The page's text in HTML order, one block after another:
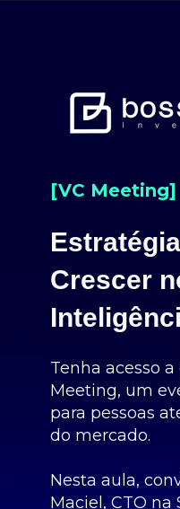
[VC Meeting]
Crescer
Tenha acesso
Meeting, um
para pessoas
do mercado.
Nesta aula,
Maciel, CTO na